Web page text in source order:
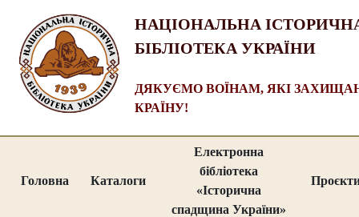
НАЦІОНАЛЬНА
БІБЛІОТЕКА УКРАЇНИ
ДЯКУЄМО ВОЇНАМ, ЯКІ
КРАЇНУ!
Головна Каталоги
Електронна
бібліотека
«Історична
спадщина України»